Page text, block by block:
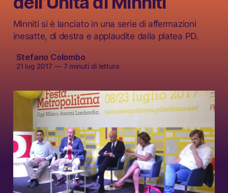
Minniti si è lanciato in una serie di affermazioni
inesatte, di destra e applaudite dalla platea PD.
Stefano Colombo
21 lug 2017 —7 minuti di lettura